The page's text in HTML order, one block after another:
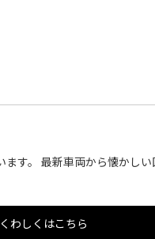
す。 最新車両から懐かし
くわしくはこちら